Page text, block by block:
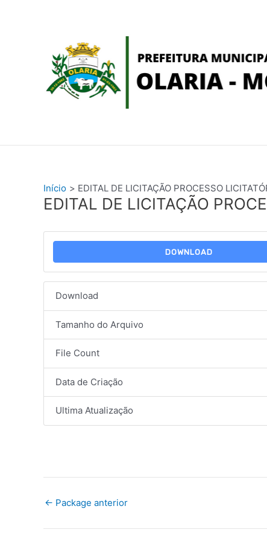
Início EDITAL DE LICITAÇÃO PROCESSO
EDITAL DE LICITAÇÃO
DOWNLOAD
Download
Tamanho do Arquivo
File Count
Data de Criação
Ultima Atualização
← Package anterior